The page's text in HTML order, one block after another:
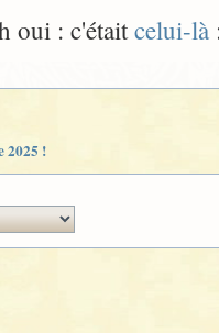
oui : c'étaitcelui-là
2025 !